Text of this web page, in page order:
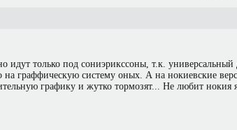
идут только под сониэрикссоны, т.к.
на граффическую систему оных. А на нокиевские
графику и жутко тормозят... Не любит нокия